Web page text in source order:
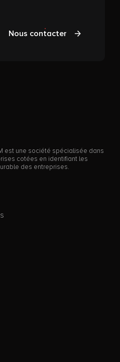
Nous contacter
est une société spécialisée dans
cotées en identifiant les
des entreprises.